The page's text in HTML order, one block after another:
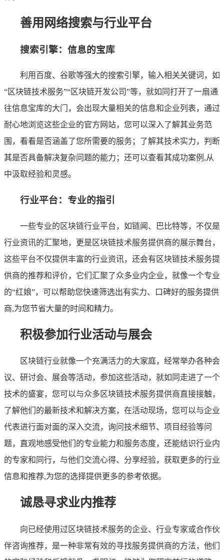
善用网络搜索与行业平台
搜索引擎：信息的宝库
利用百度、谷歌等强大的搜索引擎，输入相关关键词，如
“区块链技术服务”“区块链开发公司”等，就如同打开了一扇通
往信息宝库的大门，会出现大量相关的信息和企业列表，通过
耐心地浏览这些企业的官方网站，您可以深入了解其业务范
围，看看是否涵盖了您所需要的服务；了解其技术实力，判断
其是否具备解决复杂问题的能力；还可以查看其成功案例,从
中汲取经验和灵感。
行业平台：专业的指引
一些专业的区块链行业平台，如链闻、巴比特等，不仅是
行业资讯的汇聚地，更是区块链技术服务提供商的展示舞台，
这些平台不仅提供丰富的行业资讯，还会有区块链技术服务提
供商的推荐和评价，它们汇聚了众多业内企业，就像一个专业
的“红娘”，可以帮助您快速筛选出有实力、口碑好的服务提供
商,为您节省大量的时间和精力。
积极参加行业活动与展会
区块链行业就像一个充满活力的大家庭，经常举办各种会
议、研讨会、展会等活动，参加这些活动，就如同走进了一个
技术的盛宴，您可以与众多区块链技术服务提供商直接接触，
了解他们的最新技术和解决方案，在活动现场，您可以与企业
代表进行面对面的深入交流，询问技术细节、项目经验等问
题，直观地感受他们的专业能力和服务态度，还能结识行业内
的专家和同行，与他们交流心得、分享经验，获取更多的行业
信息和推荐,为您的选择提供更多的参考依据。
诚恳寻求业内推荐
向已经使用过区块链技术服务的企业、行业专家或合作伙
伴咨询推荐，是一种非常有效的寻找服务提供商的方法，他们